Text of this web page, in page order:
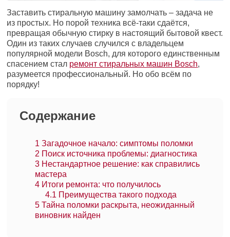
Заставить стиральную машину замолчать – задача не
из простых. Но порой техника всё-таки сдаётся,
превращая обычную стирку в настоящий бытовой квест.
Один из таких случаев случился с владельцем
популярной модели Bosch, для которого единственным
спасением стал ремонт стиральных машин Bosch,
разумеется профессиональный. Но обо всём по
порядку!
Содержание
1 Загадочное начало: симптомы поломки
2 Поиск источника проблемы: диагностика
3 Нестандартное решение: как справились
мастера
4 Итоги ремонта: что получилось
4.1 Преимущества такого подхода
5 Тайна поломки раскрыта, неожиданный
виновник найден